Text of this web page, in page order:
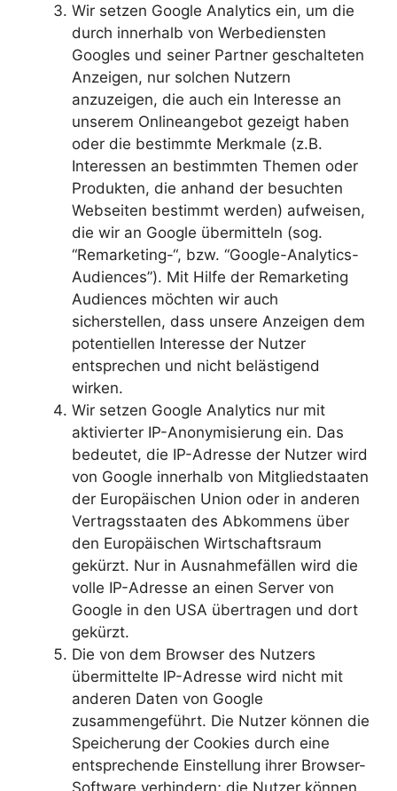
Wir setzen Google Analytics ein, um die
durch innerhalb von Werbediensten
Googles und seiner Partner geschalteten
Anzeigen, nur solchen Nutzern
anzuzeigen, die auch ein Interesse an
unserem Onlineangebot gezeigt haben
oder die bestimmte Merkmale (z.B.
Interessen an bestimmten Themen oder
Produkten, die anhand der besuchten
Webseiten bestimmt werden) aufweisen,
die wir an Google übermitteln (sog.
“Remarketing-“, bzw. “Google-Analytics-
Audiences”). Mit Hilfe der Remarketing
Audiences möchten wir auch
sicherstellen, dass unsere Anzeigen dem
potentiellen Interesse der Nutzer
entsprechen und nicht belästigend
wirken.
Wir setzen Google Analytics nur mit
aktivierter IP-Anonymisierung ein. Das
bedeutet, die IP-Adresse der Nutzer wird
von Google innerhalb von Mitgliedstaaten
der Europäischen Union oder in anderen
Vertragsstaaten des Abkommens über
den Europäischen Wirtschaftsraum
gekürzt. Nur in Ausnahmefällen wird die
volle IP-Adresse an einen Server von
Google in den USA übertragen und dort
gekürzt.
Die von dem Browser des Nutzers
übermittelte IP-Adresse wird nicht mit
anderen Daten von Google
zusammengeführt. Die Nutzer können die
Speicherung der Cookies durch eine
entsprechende Einstellung ihrer Browser-
Software verhindern; die Nutzer können